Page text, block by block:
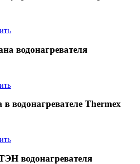
водонагревателя
водонагревателе Thermex
водонагревателя